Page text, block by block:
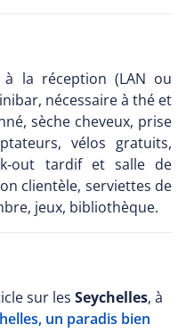
la réception (LAN ou
nécessaire à thé et
sèche cheveux, prise
vélos gratuits,
tardif et salle de
clientèle, serviettes de
jeux, bibliothèque.
sur les Seychelles, à
un paradis bien